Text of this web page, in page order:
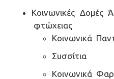
Κοινωνικές Δομές
φτώχειας
Κοινωνικά
Συσσίτια
Κοινωνικά